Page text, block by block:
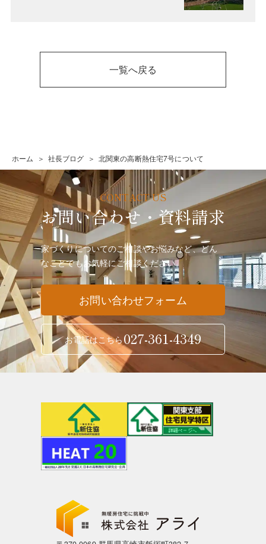
一覧へ戻る
ホーム 社長ブログ 北関東の高断熱住宅7号について
お問い合わせ・資料請求
家づくりについてのご相談やお悩みなど、どん
なことでもお気軽にご相談ください。
お問い合わせフォーム
お電話はこちら 027-361-4349